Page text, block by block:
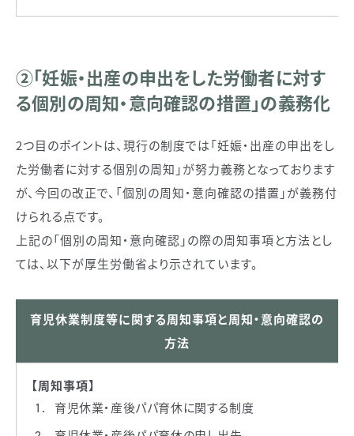
②「妊娠・出産の申出をした労働者に対す
る個別の周知・意向確認の措置」の義務化
2つ目のポイントは、現行の制度では「妊娠・出産の申出をし
た労働者に対する個別の周知」が努力義務となっております
が、今回の改正で、「個別の周知・意向確認の措置」が義務付
けられる点です。
上記の「個別の周知・意向確認」の際の周知事項と方法とし
ては、以下が厚生労働省より示されています。
育児休業制度等に関する周知事項と周知・意向確認の
方法
【周知事項】
育児休業・産後パパ育休に関する制度